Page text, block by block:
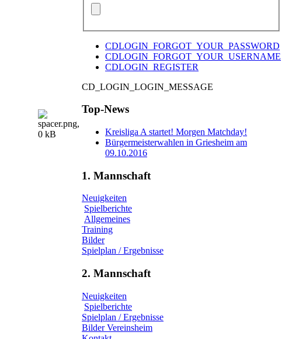
CDLOGIN_FORGOT_YOUR_PASSWORD
CDLOGIN_FORGOT_YOUR_USERNAME
CDLOGIN_REGISTER
CD_LOGIN_LOGIN_MESSAGE
Top-News
Kreisliga A startet! Morgen Matchday!
Bürgermeisterwahlen in Griesheim am
09.10.2016
1. Mannschaft
Neuigkeiten
Spielberichte
Allgemeines
Training
Bilder
Spielplan / Ergebnisse
2. Mannschaft
Neuigkeiten
Spielberichte
Spielplan / Ergebnisse
Bilder Vereinsheim